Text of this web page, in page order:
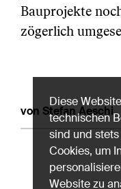
Bauprojekte
zögerlich
von Stefan Aeschi
Diese
technischen
sind und
Cookies, um
Website zu